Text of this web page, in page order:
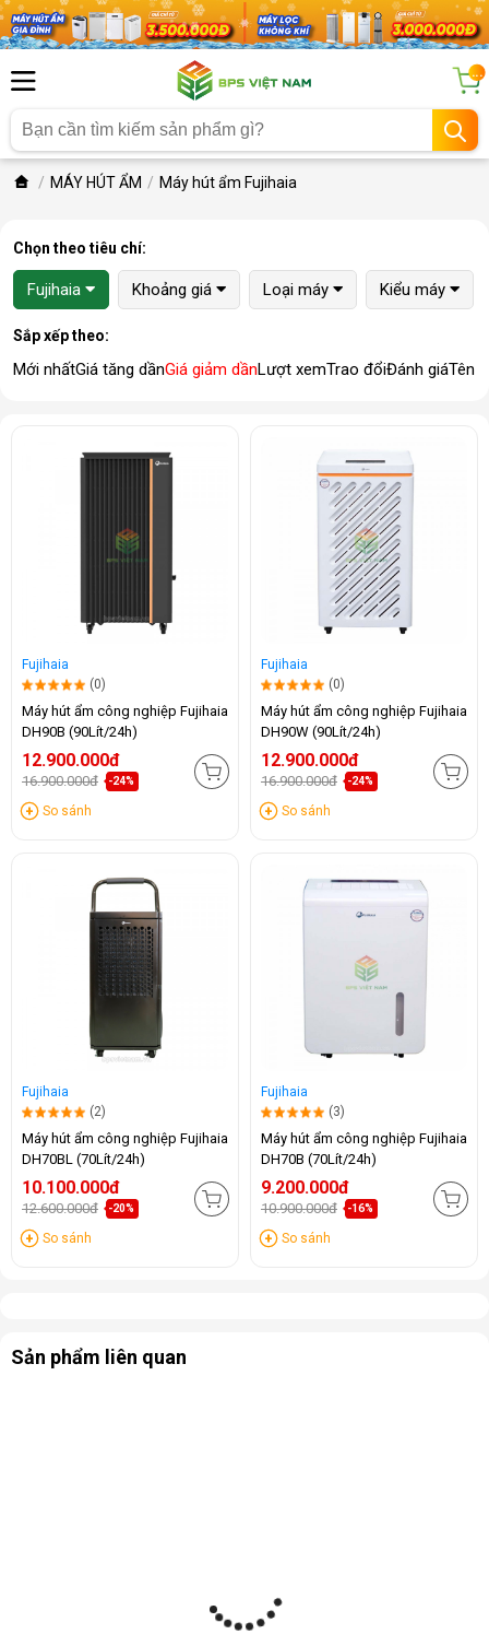
...
MÁY HÚT ẨM Máy hút ẩm Fujihaia
Chọn theo tiêu chí:
Fujihaia Khoảng giá Loại máy Kiểu máy
Sắp xếp theo:
Mới nhấtGiá tăng dầnGiá giảm dầnLượt xemTrao đổiĐánh giáTên
Fujihaia
(0)
Máy hút ẩm công nghiệp Fujihaia
DH90B (90Lít/24h)
12.900.000đ
16.900.000đ -24%
So sánh
Fujihaia
(0)
Máy hút ẩm công nghiệp Fujihaia
DH90W (90Lít/24h)
12.900.000đ
16.900.000đ -24%
So sánh
Fujihaia
(2)
Máy hút ẩm công nghiệp Fujihaia
DH70BL (70Lít/24h)
10.100.000đ
12.600.000đ -20%
So sánh
Fujihaia
(3)
Máy hút ẩm công nghiệp Fujihaia
DH70B (70Lít/24h)
9.200.000đ
10.900.000đ -16%
So sánh
Sản phẩm liên quan